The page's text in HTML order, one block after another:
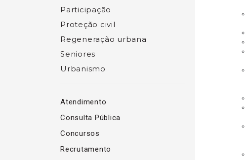
Participação
Proteção civil
Regeneração urbana
Seniores
Urbanismo
Atendimento
Consulta Pública
Concursos
Recrutamento